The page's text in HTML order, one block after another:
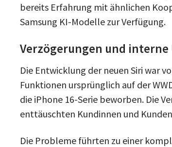
bereits Erfahrung mit ähnlichen
Samsung KI-Modelle zur Verfügung.
Verzögerungen und
Die Entwicklung der neuen Siri war
Funktionen ursprünglich auf der
die iPhone 16-Serie beworben. Die
enttäuschten Kundinnen und
Die Probleme führten zu einer